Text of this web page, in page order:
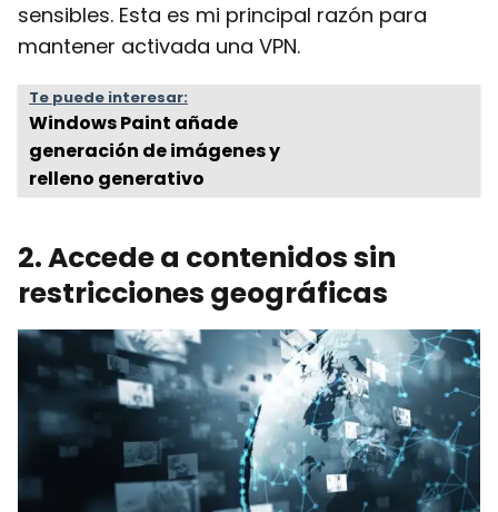
sensibles. Esta es mi principal razón para
mantener activada una VPN.
Te puede interesar:
Windows Paint añade
generación de imágenes y
relleno generativo
2. Accede a contenidos sin
restricciones geográficas